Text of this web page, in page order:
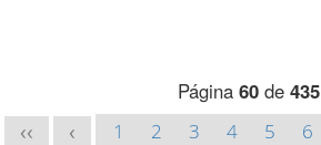
Página 60 de 435
<< < 1 2 3 4 5 6